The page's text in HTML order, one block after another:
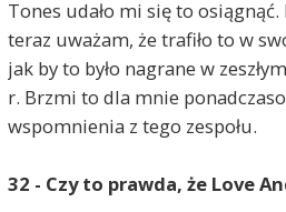
Tones udało mi się to osiągnąć.
teraz uważam, że trafiło to w
jak by to było nagrane w
r. Brzmi to dla mnie
wspomnienia z tego zespołu.
32 - Czy to prawda, że Love